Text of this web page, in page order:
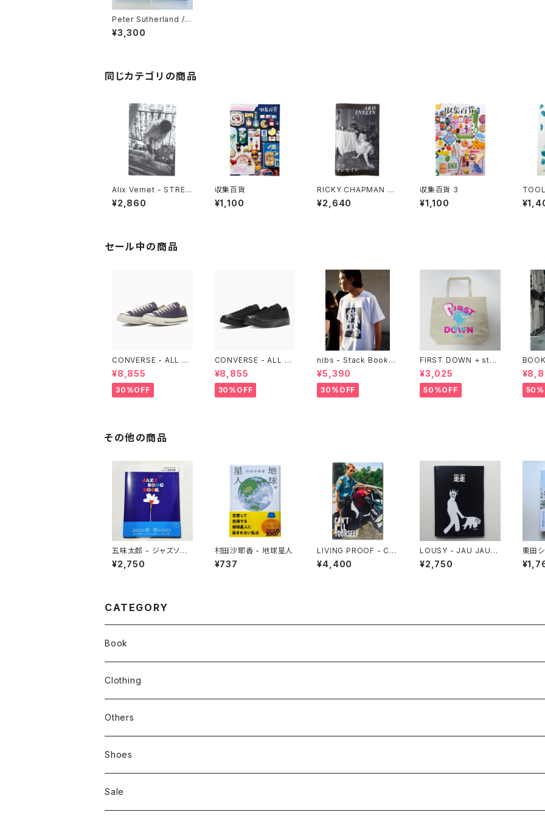
Peter Sutherland /
Misha Hollenbach -
Colorado / Otways
¥3,300
同じカテゴリの商品
Alix Vernet - STREE
T CASTS
¥2,860
収集百貨
¥1,100
RICKY CHAPMAN -
AKO INSEIN
¥2,640
収集百貨 3
¥1,100
zine
想録 1
セール中の商品
CONVERSE - ALL ST
AR LGCY OX （Purpl
e）
¥8,855
30%OFF
CONVERSE - ALL ST
AR LGCY OX （ALL B
LACK)
¥8,855
30%OFF
nibs - Stack Bookst
ore Tee
¥5,390
30%OFF
FIRST DOWN + stac
ks bookstore BIG T
OTE
¥3,025
50%OFF
cks
zip
その他の商品
五味太郎 - ジャズソン
グブック
¥2,750
村田沙耶香 - 地球星人
¥737
LIVING PROOF - Ca
n’t K*ll Yourself
¥4,400
LOUSY - JAU JAU
走走
¥2,750
栗田
和幡ヶ
CATEGORY
Book
stacks
新刊本
Zine、Other
Clothing
Tees
Sweatshirts
Bag & Accessories
Others
Mixcd
RC SLUM / ROYALTY CLUB
雑貨
Shoes
Sale